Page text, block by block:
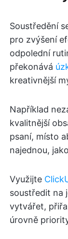
Soustředění
pro zvýšení
odpolední
překonává
kreativnější
Například
kvalitnější
psaní, místo
najednou,
Využijte
soustředit na
vytvářet,
úrovně